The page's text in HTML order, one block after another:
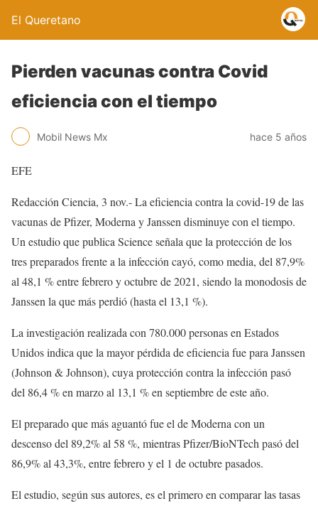
El Queretano
Pierden vacunas contra Covid
eficiencia con el tiempo
Mobil News Mx hace 5 años
EFE
Redacción Ciencia, 3 nov.- La eficiencia contra la covid-19 de las
vacunas de Pfizer, Moderna y Janssen disminuye con el tiempo.
Un estudio que publica Science señala que la protección de los
tres preparados frente a la infección cayó, como media, del 87,9%
al 48,1 % entre febrero y octubre de 2021, siendo la monodosis de
Janssen la que más perdió (hasta el 13,1 %).
La investigación realizada con 780.000 personas en Estados
Unidos indica que la mayor pérdida de eficiencia fue para Janssen
(Johnson & Johnson), cuya protección contra la infección pasó
del 86,4 % en marzo al 13,1 % en septiembre de este año.
El preparado que más aguantó fue el de Moderna con un
descenso del 89,2% al 58 %, mientras Pfizer/BioNTech pasó del
86,9% al 43,3%, entre febrero y el 1 de octubre pasados.
El estudio, según sus autores, es el primero en comparar las tasas